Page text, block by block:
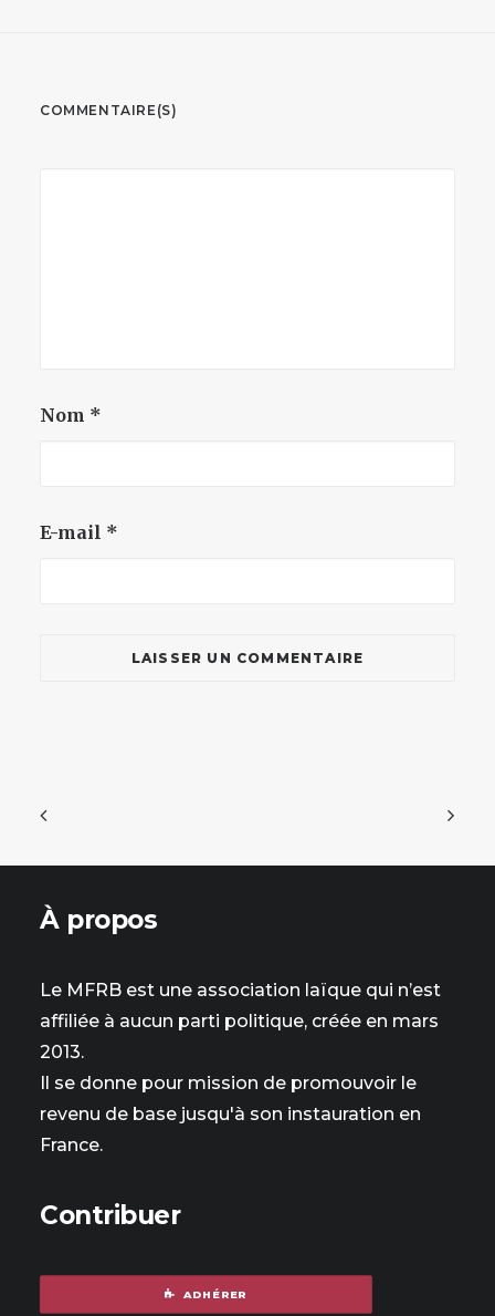
COMMENTAIRE(S)
Nom *
E-mail *
À propos
Le MFRB est une association laïque qui n’est
affiliée à aucun parti politique, créée en mars
2013.
Il se donne pour mission de promouvoir le
revenu de base jusqu'à son instauration en
France.
Contribuer
ADHÉRER